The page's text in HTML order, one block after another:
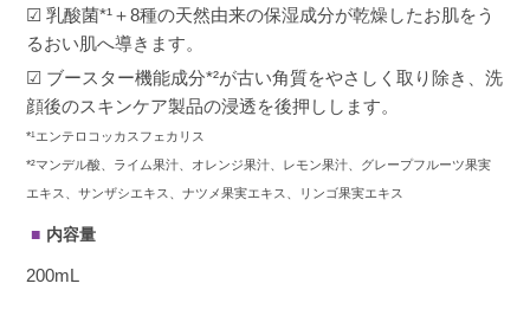
☑ 乳酸菌*¹＋8種の天然由来の保湿成分が乾燥したお肌をう
るおい肌へ導きます。
☑ ブースター機能成分*²が古い角質をやさしく取り除き、洗
顔後のスキンケア製品の浸透を後押しします。
*¹エンテロコッカスフェカリス
*²マンデル酸、ライム果汁、オレンジ果汁、レモン果汁、グレープフルーツ果実
エキス、サンザシエキス、ナツメ果実エキス、リンゴ果実エキス
内容量
200mL